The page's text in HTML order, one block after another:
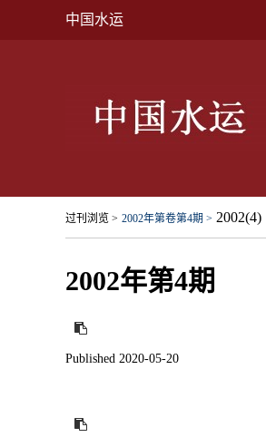
中国水运
过刊浏览 > 2002年第卷第4期 > 2002(4)
2002年第4期
Published 2020-05-20